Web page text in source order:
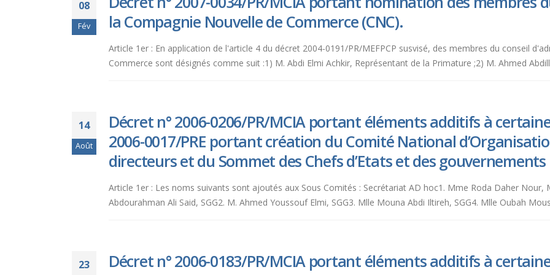
08
Fév
la Compagnie Nouvelle de Commerce (CNC).
Article 1er : En application de l'article 4 du décret 2004-0191/PR/MEFPCP susvisé, des membres du conseil
Commerce sont désignés comme suit :1) M. Abdi Elmi Achkir, Représentant de la Primature ;2) M. Ahmed
14
Août
Décret n° 2006-0206/PR/MCIA portant éléments additifs à
2006-0017/PRE portant création du Comité National
directeurs et du Sommet des Chefs d’Etats et des gouvernements
Article 1er : Les noms suivants sont ajoutés aux Sous Comités : Secrétariat AD hoc1. Mme Roda Daher
Abdourahman Ali Said, SGG2. M. Ahmed Youssouf Elmi, SGG3. Mlle Mouna Abdi Iltireh, SGG4. Mlle Oubah
23
Décret n° 2006-0183/PR/MCIA portant éléments additifs à